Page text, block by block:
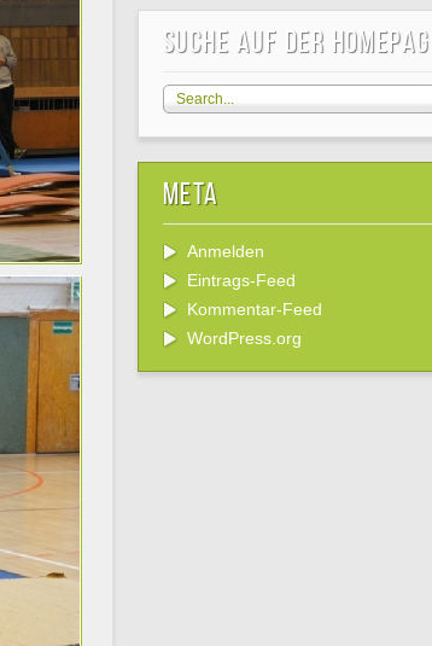
Suche auf der
Meta
Anmelden
Eintrags-Feed
Kommentar-Feed
WordPress.org